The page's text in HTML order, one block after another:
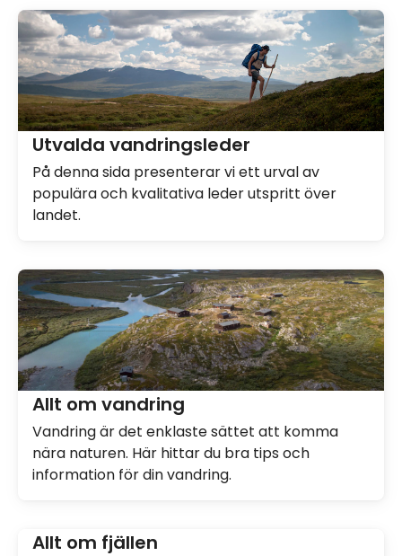
Utvalda vandringsleder
På denna sida presenterar vi ett urval av
populära och kvalitativa leder utspritt över
landet.
Allt om vandring
Vandring är det enklaste sättet att komma
nära naturen. Här hittar du bra tips och
information för din vandring.
Allt om fjällen